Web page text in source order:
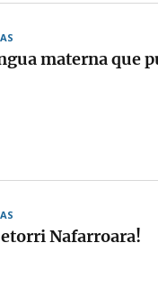
materna que
Nafarroara!